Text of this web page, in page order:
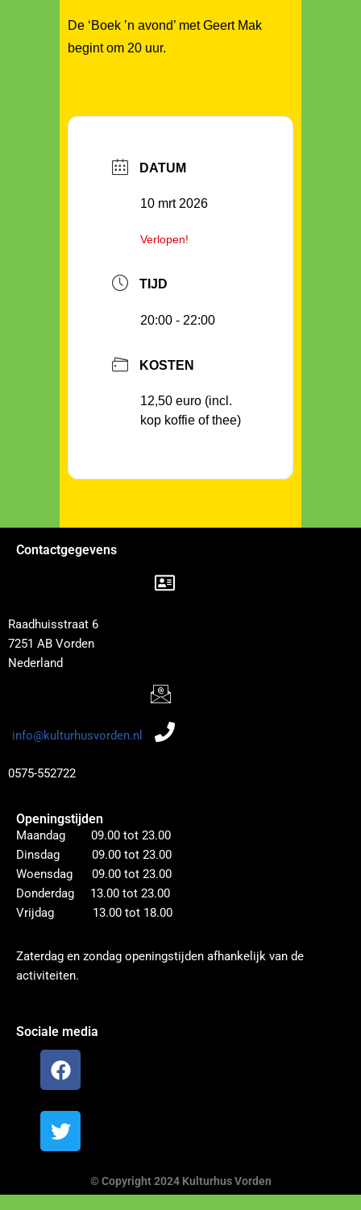
De ‘Boek ’n avond’ met Geert Mak
begint om 20 uur.
DATUM
10 mrt 2026
Verlopen!
TIJD
20:00 - 22:00
KOSTEN
12,50 euro (incl.
kop koffie of thee)
Contactgegevens
Raadhuisstraat 6
7251 AB Vorden
Nederland
info@kulturhusvorden.nl
0575-552722
Openingstijden
Maandag 09.00 tot 23.00
Dinsdag 09.00 tot 23.00
Woensdag 09.00 tot 23.00
Donderdag 13.00 tot 23.00
Vrijdag 13.00 tot 18.00
Zaterdag en zondag openingstijden afhankelijk van de
activiteiten.
Sociale media
© Copyright 2024 Kulturhus Vorden